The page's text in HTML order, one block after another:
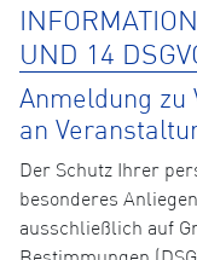
UND 14
Anmeldung zu
an
Der Schutz Ihrer
besonderes
ausschließlich auf